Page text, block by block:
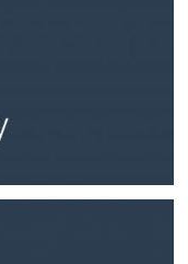
Einklang mit
stehen für
und mechanischen
Lasertechnologie